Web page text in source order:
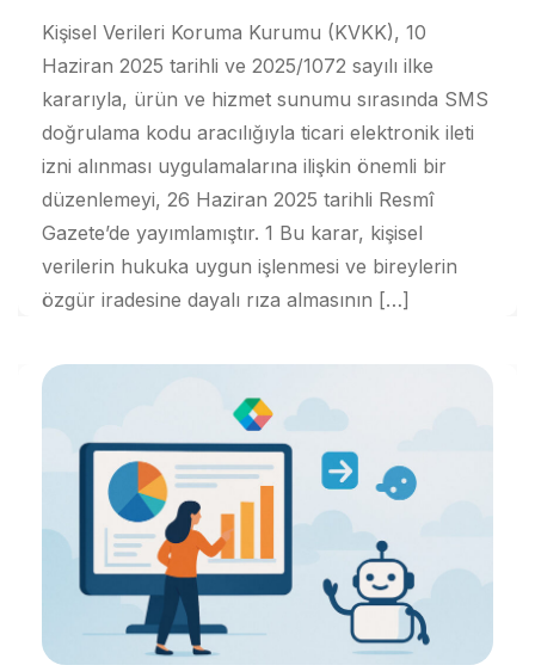
Kişisel Verileri Koruma Kurumu (KVKK), 10
Haziran 2025 tarihli ve 2025/1072 sayılı ilke
kararıyla, ürün ve hizmet sunumu sırasında SMS
doğrulama kodu aracılığıyla ticari elektronik ileti
izni alınması uygulamalarına ilişkin önemli bir
düzenlemeyi, 26 Haziran 2025 tarihli Resmî
Gazete’de yayımlamıştır. 1 Bu karar, kişisel
verilerin hukuka uygun işlenmesi ve bireylerin
özgür iradesine dayalı rıza almasının […]